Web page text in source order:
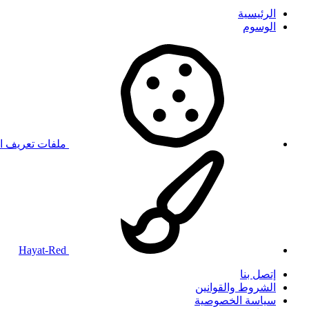
الرئيسية
الوسوم
ملفات تعريف
إتصل بنا
الشروط والقوانين
سياسة الخصوصية